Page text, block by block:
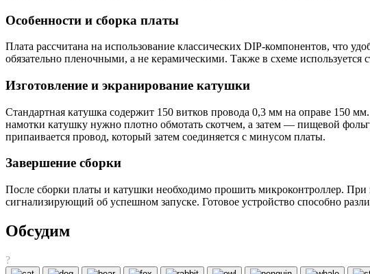
Особенности и сборка платы
Плата рассчитана на использование классических DIP-компонентов,
обязательно пленочными, а не керамическими. Также в схеме используется
Изготовление и экранирование катушки
Стандартная катушка содержит 150 витков провода 0,3 мм на оправе 150
намотки катушку нужно плотно обмотать скотчем, а затем — пищевой
припаивается провод, который затем соединяется с минусом платы.
Завершение сборки
После сборки платы и катушки необходимо прошить микроконтроллер.
сигнализирующий об успешном запуске. Готовое устройство способно
Обсудим
?